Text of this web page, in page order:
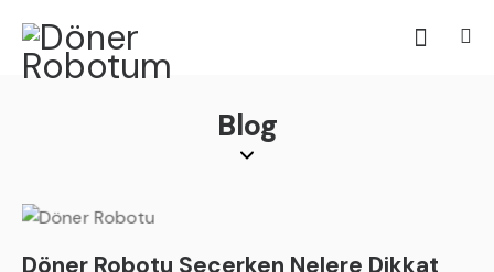
Blog
Döner Robotu Seçerken Nelere Dikkat